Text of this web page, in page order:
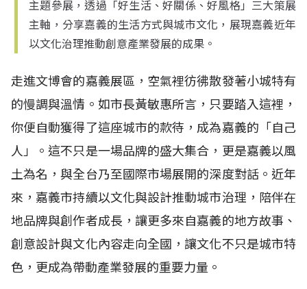
主題參展，透過「好生活、好關係、好風格」三大策展
主軸，分享嘉義的生活方式與城市文化，展現嘉義近年
以文化治理推動創意產業發展的成果。
走進文博會的嘉義展區，空氣裡彷彿散發著小城特有
的慢調與溫情。如市長黃敏惠所言，只要踏入這裡，
你便自動獲得了這座城市的款待，成為嘉義的「自己
人」。這不只是一場品牌的盛大集合，更是嘉義以風
土為名，與全台乃至國際市場展開的深度對話。近年
來，嘉義市持續以文化與設計推動城市治理，陪伴在
地品牌與創作者成長，讓更多來自嘉義的地方故事、
創意設計與文化內容走向全國，讓文化不只是城市特
色，更成為帶動產業發展的重要力量。